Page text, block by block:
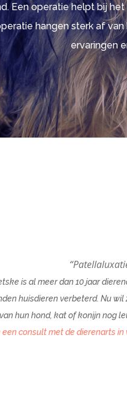
Een operatie helpt bij
hangen sterk af
ervaringen
is al meer dan 10 jaar
huisdieren verbeterd. Nu
hun hond, kat of konijn nog
een consult met de dierenarts